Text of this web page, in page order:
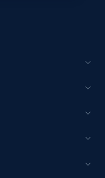
dataset
Profile
Profile